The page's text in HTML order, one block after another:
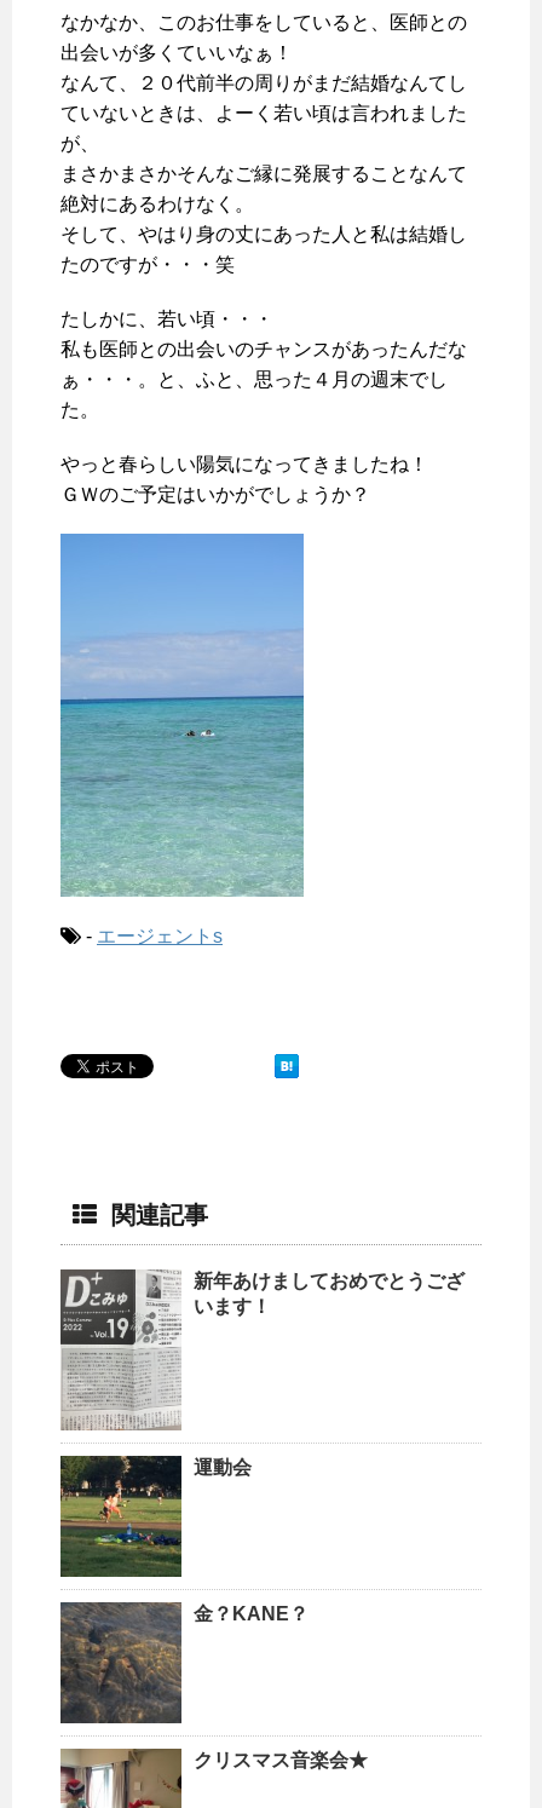
なかなか、このお仕事をしていると、医師との
出会いが多くていいなぁ！
なんて、２０代前半の周りがまだ結婚なんてし
ていないときは、よーく若い頃は言われました
が、
まさかまさかそんなご縁に発展することなんて
絶対にあるわけなく。
そして、やはり身の丈にあった人と私は結婚し
たのですが・・・笑
たしかに、若い頃・・・
私も医師との出会いのチャンスがあったんだな
ぁ・・・。と、ふと、思った４月の週末でし
た。
やっと春らしい陽気になってきましたね！
ＧＷのご予定はいかがでしょうか？
- エージェントs
関連記事
新年あけましておめでとうござ
います！
運動会
金？KANE？
クリスマス音楽会★